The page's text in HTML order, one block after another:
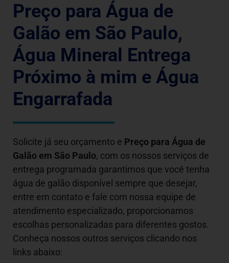
Preço para Água de
Galão em São Paulo,
Água Mineral Entrega
Próximo à mim e Água
Engarrafada
Solicite já seu orçamento e Preço para Água de
Galão em São Paulo, com os nossos serviços de
entrega programada garantimos que você tenha
água de galão disponível sempre que desejar,
entre em contato e fale com nossa equipe de
atendimento especializado, proporcionamos
escolhas personalizadas para diferentes gostos.
Conheça nossos outros serviços clicando nos
links abaixo: